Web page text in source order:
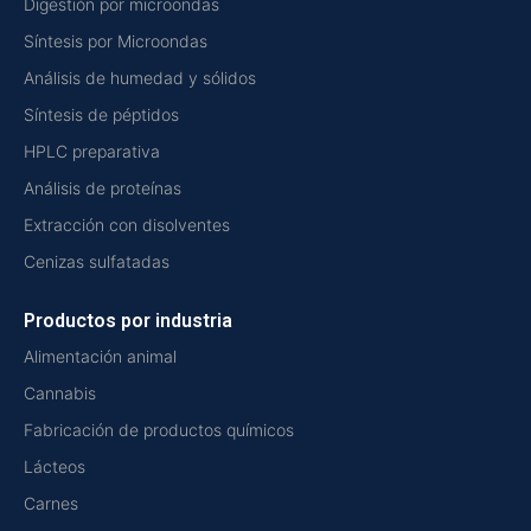
Digestión por microondas
Síntesis por Microondas
Análisis de humedad y sólidos
Síntesis de péptidos
HPLC preparativa
Análisis de proteínas
Extracción con disolventes
Cenizas sulfatadas
Productos por industria
Alimentación animal
Cannabis
Fabricación de productos químicos
Lácteos
Carnes